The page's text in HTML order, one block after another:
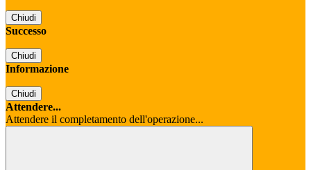
Chiudi
Successo
Chiudi
Informazione
Chiudi
Attendere...
Attendere il completamento dell'operazione...